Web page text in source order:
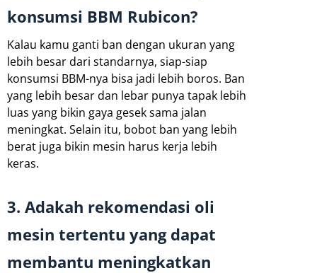
konsumsi BBM Rubicon?
Kalau kamu ganti ban dengan ukuran yang
lebih besar dari standarnya, siap-siap
konsumsi BBM-nya bisa jadi lebih boros. Ban
yang lebih besar dan lebar punya tapak lebih
luas yang bikin gaya gesek sama jalan
meningkat. Selain itu, bobot ban yang lebih
berat juga bikin mesin harus kerja lebih
keras.
3. Adakah rekomendasi oli
mesin tertentu yang dapat
membantu meningkatkan